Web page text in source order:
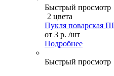
Быстрый просмотр
2 цвета
Пукля поварская
от 3 р. /шт
Подробнее
Быстрый просмотр